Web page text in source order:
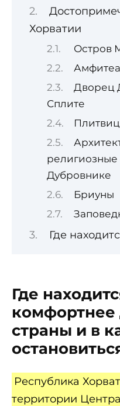
Хорватии
Остров
Дворец
Сплите
религиозные
Дубровнике
Бриуны
Где
Где
комфортнее
страны и в
Республика
территории